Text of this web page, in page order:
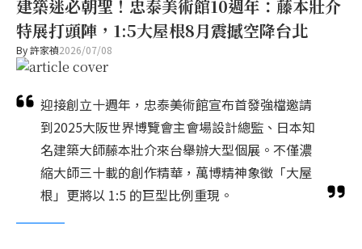
建築迷必朝聖！忠泰美術館10週年：藤本壯介
特展打頭陣，1:5大屋根8月震撼空降台北
By許家禎2026/07/08
迎接創立十週年，忠泰美術館宣布首發強檔邀請
到2025大阪世界博覽會主會場設計總監、日本知
名建築大師藤本壯介來台舉辦大型個展。不僅濃
縮大師三十載的創作精華，萬博精神象徵「大屋
根」更將以 1:5 的巨型比例重現。